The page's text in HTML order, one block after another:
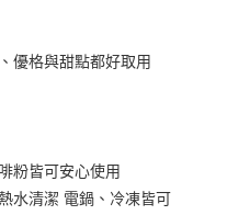
兆豐國際商業銀行
星展（台灣）商業銀行
中國信託商業銀行
優格與甜點都好取用
粉皆可安心使用
水清潔 電鍋、冷凍皆可